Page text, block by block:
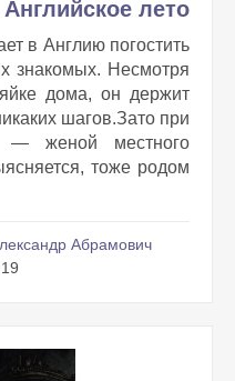
лето
в Англию погостить
знакомых. Несмотря
дома, он держит
шагов.Зато при
— женой местного
тоже родом
Абрамович